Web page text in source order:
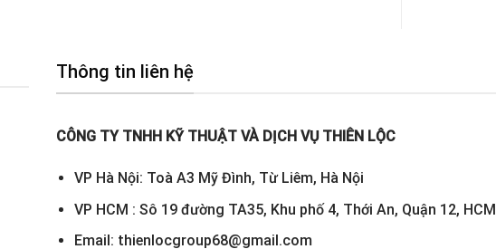
Thông tin liên hệ
CÔNG TY TNHH KỸ THUẬT VÀ DỊCH VỤ THIÊN LỘC
VP Hà Nội: Toà A3 Mỹ Đình, Từ Liêm, Hà Nội
VP HCM : Sô 19 đường TA35, Khu phố 4, Thới An, Quận 12, HCM
Email: thienlocgroup68@gmail.com